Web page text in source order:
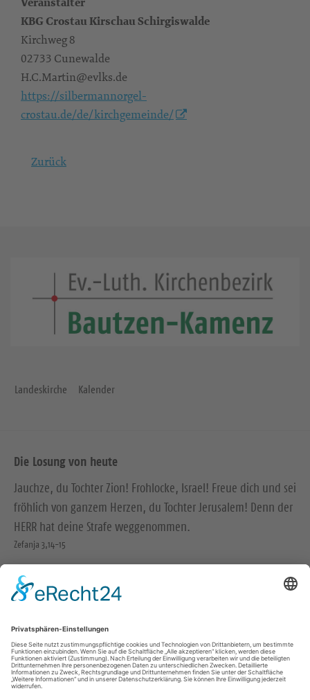
KBG Crostau Kirschau Schirgiswalde
Kirchweg 8
02733 Cunewalde
H.C.Martin@evlks.de
https://silbermannorgel-
crostau.de/de/kirchgemeinde/
Zurück
Landeskirche Kalender
Die Losung von heute
Jauchze, du Tochter Zion! Frohlocke, Israel! Freue dich und sei
fröhlich von ganzem Herzen, du Tochter Jerusalem! Denn der
HERR hat deine Strafe weggenommen.
Zefanja 3,14-15
Christus ist gekommen und hat im Evangelium Frieden
verkündigt euch, die ihr fern wart, und Frieden denen, die
Epheser 2,17
© Evangelische Brüder-Unität – Herrnhuter Brüdergemeine
Weitere Informationen finden Sie hier